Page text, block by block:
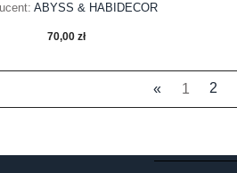
ABYSS & HABIDECOR
70,00 zł
« 1 2